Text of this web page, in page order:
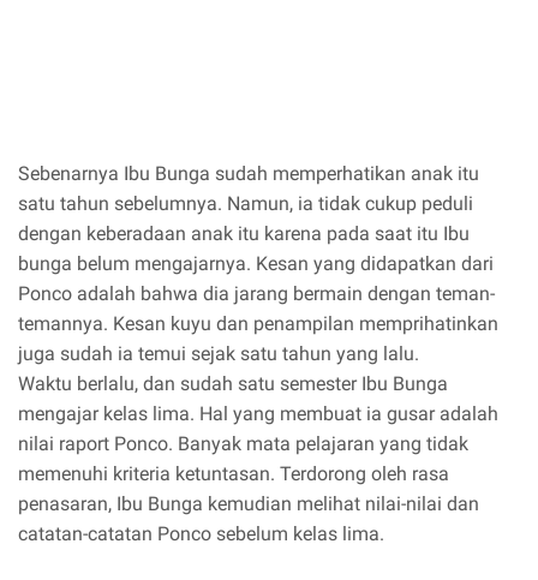
Sebenarnya Ibu Bunga sudah memperhatikan anak itu
satu tahun sebelumnya. Namun, ia tidak cukup peduli
dengan keberadaan anak itu karena pada saat itu Ibu
bunga belum mengajarnya. Kesan yang didapatkan dari
Ponco adalah bahwa dia jarang bermain dengan teman-
temannya. Kesan kuyu dan penampilan memprihatinkan
juga sudah ia temui sejak satu tahun yang lalu.
Waktu berlalu, dan sudah satu semester Ibu Bunga
mengajar kelas lima. Hal yang membuat ia gusar adalah
nilai raport Ponco. Banyak mata pelajaran yang tidak
memenuhi kriteria ketuntasan. Terdorong oleh rasa
penasaran, Ibu Bunga kemudian melihat nilai-nilai dan
catatan-catatan Ponco sebelum kelas lima.